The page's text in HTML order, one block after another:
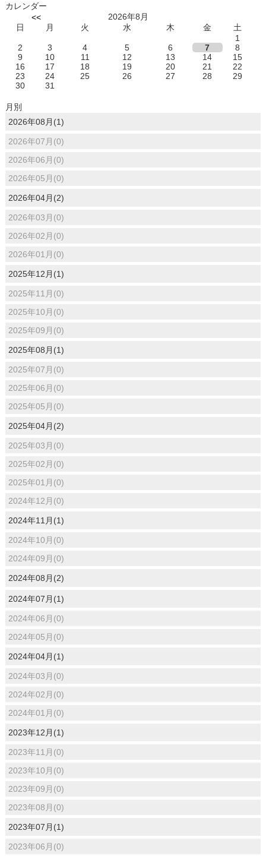
カレンダー
<<
2026年8月
日
月 火 水 木 金
土
1
2
3 4 5 6 7
8
9
10 11 12 13 14
15
16
17 18 19 20 21
22
23
24 25 26 27 28
29
30
31
月別
2026年08月(1)
2026年07月(0)
2026年06月(0)
2026年05月(0)
2026年04月(2)
2026年03月(0)
2026年02月(0)
2026年01月(0)
2025年12月(1)
2025年11月(0)
2025年10月(0)
2025年09月(0)
2025年08月(1)
2025年07月(0)
2025年06月(0)
2025年05月(0)
2025年04月(2)
2025年03月(0)
2025年02月(0)
2025年01月(0)
2024年12月(0)
2024年11月(1)
2024年10月(0)
2024年09月(0)
2024年08月(2)
2024年07月(1)
2024年06月(0)
2024年05月(0)
2024年04月(1)
2024年03月(0)
2024年02月(0)
2024年01月(0)
2023年12月(1)
2023年11月(0)
2023年10月(0)
2023年09月(0)
2023年08月(0)
2023年07月(1)
2023年06月(0)